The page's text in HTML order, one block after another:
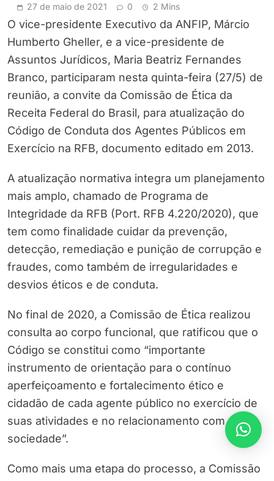
27 de maio de 2021 0 2 Mins
O vice-presidente Executivo da ANFIP, Márcio
Humberto Gheller, e a vice-presidente de
Assuntos Jurídicos, Maria Beatriz Fernandes
Branco, participaram nesta quinta-feira (27/5) de
reunião, a convite da Comissão de Ética da
Receita Federal do Brasil, para atualização do
Código de Conduta dos Agentes Públicos em
Exercício na RFB, documento editado em 2013.
A atualização normativa integra um planejamento
mais amplo, chamado de Programa de
Integridade da RFB (Port. RFB 4.220/2020), que
tem como finalidade cuidar da prevenção,
detecção, remediação e punição de corrupção e
fraudes, como também de irregularidades e
desvios éticos e de conduta.
No final de 2020, a Comissão de Ética realizou
consulta ao corpo funcional, que ratificou que o
Código se constitui como “importante
instrumento de orientação para o contínuo
aperfeiçoamento e fortalecimento ético e
cidadão de cada agente público no exercício de
suas atividades e no relacionamento com a
sociedade”.
Como mais uma etapa do processo, a Comissão